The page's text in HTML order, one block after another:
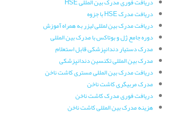
دریافت فوری مدرک بین المللی HSE
دریافت مدرک HSE با جزوه
دریافت مدرک بین لمللی لیزر به همراه آموزش
دوره جامع ژل و بوتاکس با مدرک بین المللی
مدرک دستیار دندانپزشکی قابل استعلام
مدرک بین المللی تکنسین دندانپزشکی
دریافت مدرک بین المللی مستری کاشت ناخن
مدرک مربیگری کاشت ناخن
دریافت فوری مدرک کاشت ناخن
هزینه مدرک بین المللی کاشت ناخن